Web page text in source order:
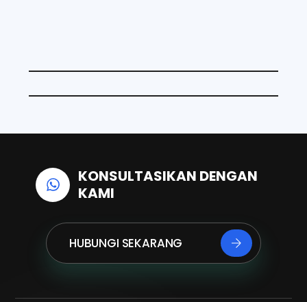
k n p
KONSULTASIKAN DENGAN
KAMI
HUBUNGI SEKARANG